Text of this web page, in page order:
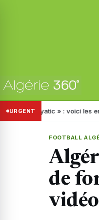
URGENT» : voici les erreurs à
FOOTBALL
de